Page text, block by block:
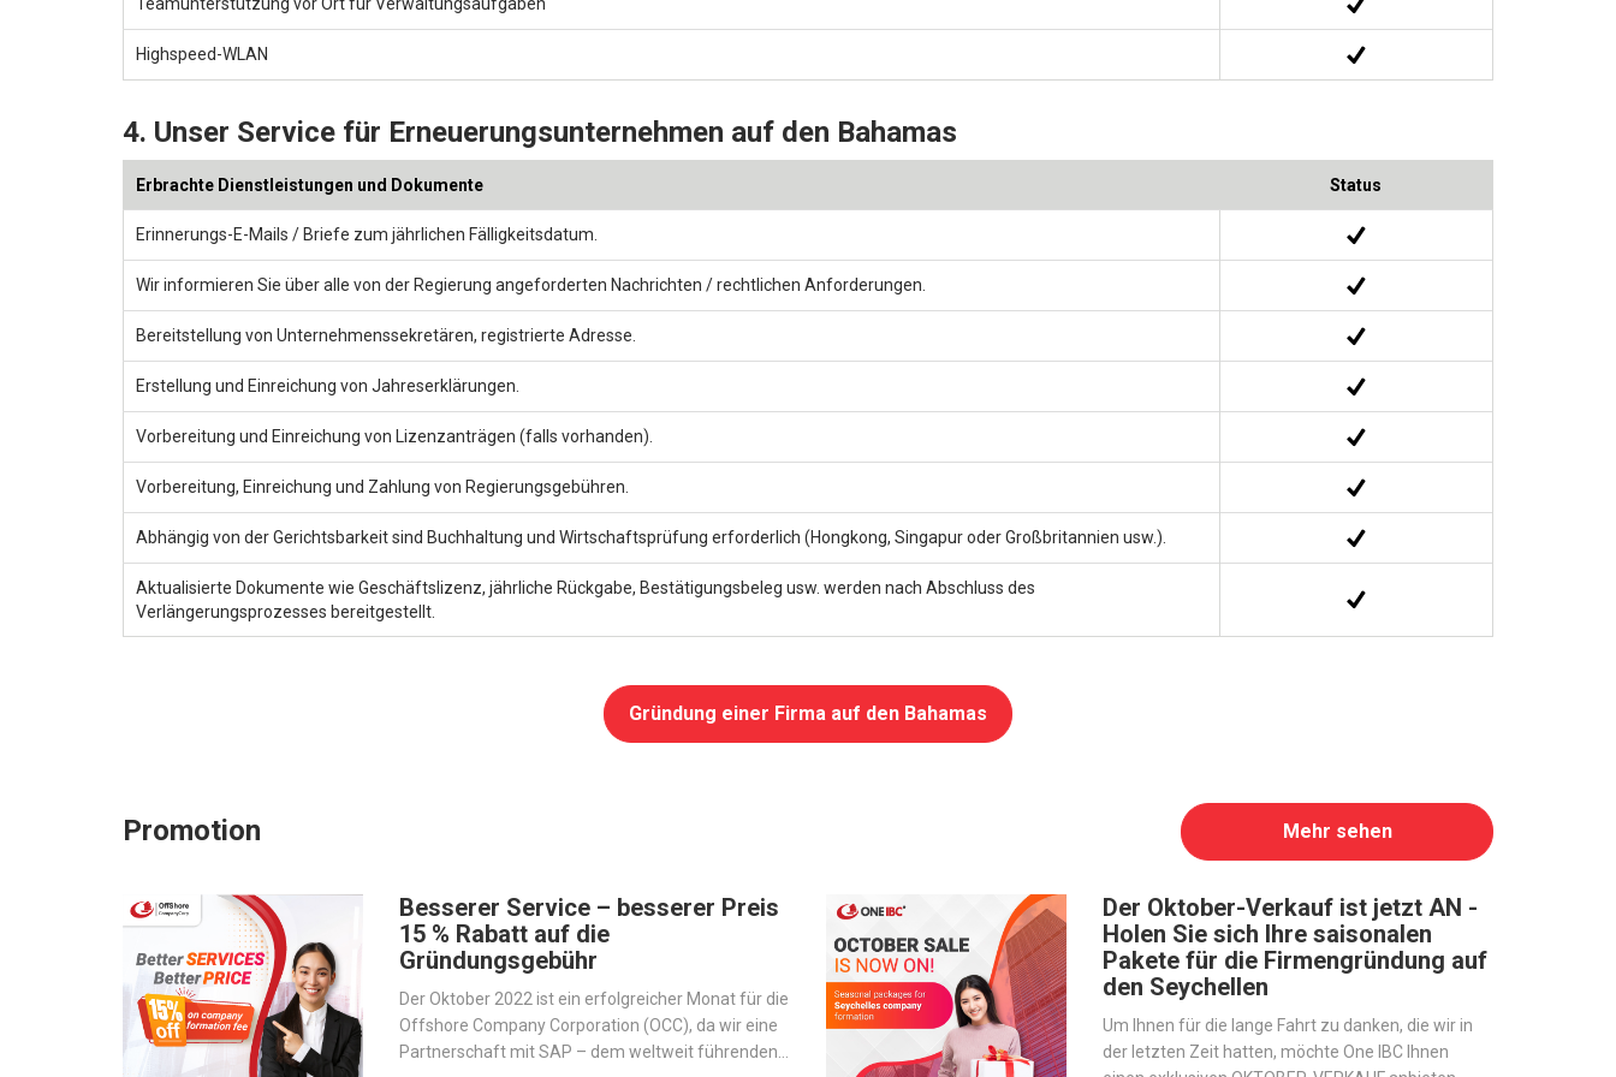
Highspeed-WLAN
4. Unser Service für Erneuerungsunternehmen auf den Bahamas
Erbrachte Dienstleistungen und Dokumente Status
Erinnerungs-E-Mails / Briefe zum jährlichen Fälligkeitsdatum.
Wir informieren Sie über alle von der Regierung angeforderten Nachrichten / rechtlichen Anforderungen.
Bereitstellung von Unternehmenssekretären, registrierte Adresse.
Erstellung und Einreichung von Jahreserklärungen.
Vorbereitung und Einreichung von Lizenzanträgen (falls vorhanden).
Vorbereitung, Einreichung und Zahlung von Regierungsgebühren.
Abhängig von der Gerichtsbarkeit sind Buchhaltung und Wirtschaftsprüfung erforderlich (Hongkong, Singapur oder Großbritannien usw.).
Aktualisierte Dokumente wie Geschäftslizenz, jährliche Rückgabe, Bestätigungsbeleg usw. werden nach Abschluss des
Verlängerungsprozesses bereitgestellt.
Gründung einer Firma auf den Bahamas
Promotion
Besserer Service – besserer Preis
15 % Rabatt auf die
Gründungsgebühr
Der Oktober 2022 ist ein erfolgreicher Monat für die
Offshore Company Corporation (OCC), da wir eine
Partnerschaft mit SAP – dem weltweit führenden
Der Oktober-Verkauf ist jetzt AN -
Holen Sie sich Ihre saisonalen
Pakete für die Firmengründung auf
den Seychellen
Um Ihnen für die lange Fahrt zu danken, die wir in
der letzten Zeit hatten, möchte One IBC Ihnen
Mehr sehen